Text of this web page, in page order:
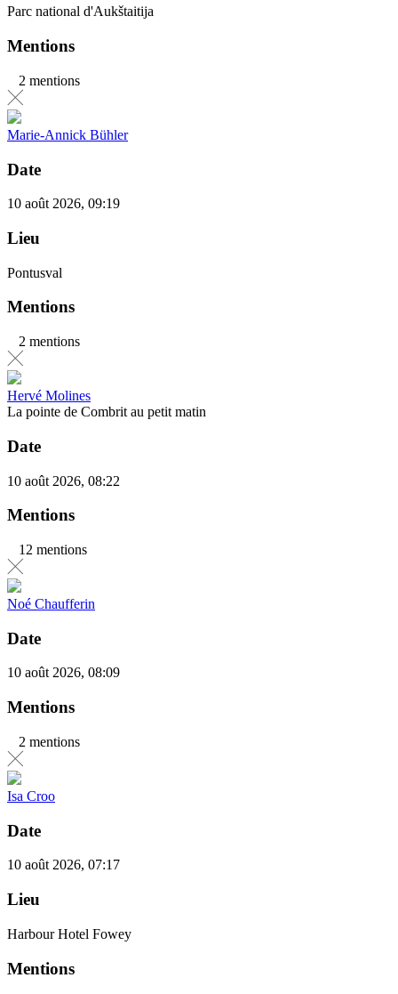
Parc national d'Aukštaitija
Mentions
2 mentions
Marie-Annick Bühler
Date
10 août 2026, 09:19
Lieu
Pontusval
Mentions
2 mentions
Hervé Molines
La pointe de Combrit au petit matin
Date
10 août 2026, 08:22
Mentions
12 mentions
Noé Chaufferin
Date
10 août 2026, 08:09
Mentions
2 mentions
Isa Croo
Date
10 août 2026, 07:17
Lieu
Harbour Hotel Fowey
Mentions